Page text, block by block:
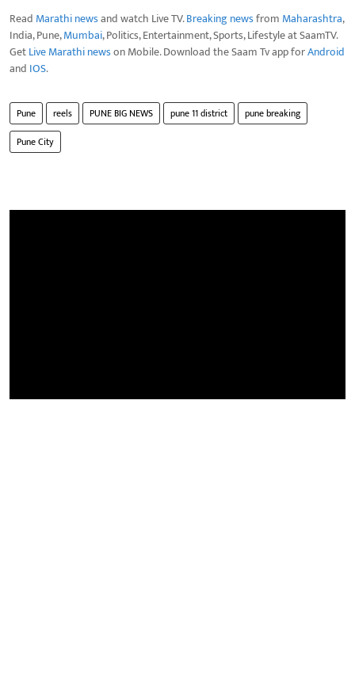
Read Marathi newsand watch Live TV.Breaking newsfrom Maharashtra,
India, Pune,Mumbai, Politics, Entertainment, Sports, Lifestyle at SaamTV.
GetLive Marathi newson Mobile. Download the Saam Tv app forAndroid
and IOS.
Pune reels PUNE BIG NEWS pune 11 district
pune breaking
Pune City